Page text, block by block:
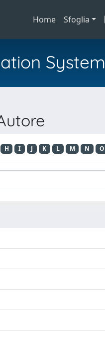
Home Sfoglia
System
H I J K L M N O